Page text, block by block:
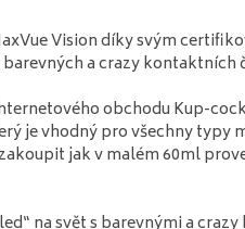
Vision díky svým
a crazy
obchodu Kup-
je vhodný pro všechny
jak v malém 60ml